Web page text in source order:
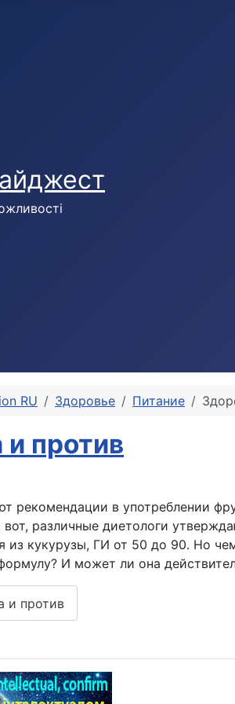
RU Здоровье Питание
против
рекомендации в употреблении
различные диетологи
из кукурузы, ГИ от 50 до 90. Но
И может ли она
и против